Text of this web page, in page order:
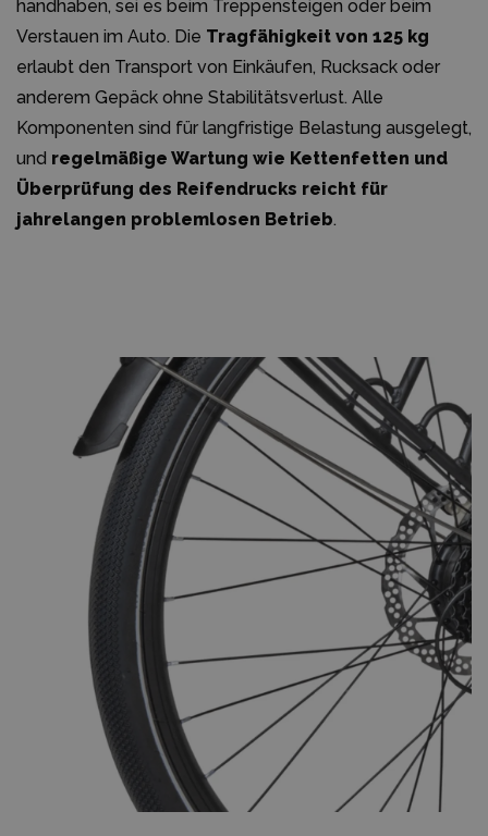
handhaben, sei es beim Treppensteigen oder beim
Verstauen im Auto. Die Tragfähigkeit von 125 kg
erlaubt den Transport von Einkäufen, Rucksack oder
anderem Gepäck ohne Stabilitätsverlust. Alle
Komponenten sind für langfristige Belastung ausgelegt,
und regelmäßige Wartung wie Kettenfetten und
Überprüfung des Reifendrucks reicht für
jahrelangen problemlosen Betrieb.